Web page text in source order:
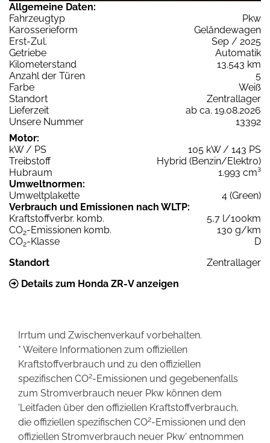
Allgemeine Daten:
Fahrzeugtyp
Pkw
Karosserieform
Geländewagen
Erst-Zul.
Sep / 2025
Getriebe
Automatik
Kilometerstand
13.543 km
Anzahl der Türen
5
Farbe
Weiß
Standort
Zentrallager
Lieferzeit
ab ca. 19.08.2026
Unsere Nummer
13392
Motor:
kW / PS
105 kW / 143 PS
Treibstoff
Hybrid (Benzin/Elektro)
Hubraum
1.993 cm³
Umweltnormen:
Umweltplakette
4 (Green)
Verbrauch und Emissionen nach WLTP:
Kraftstoffverbr. komb.
5,7 l/100km
CO2-Emissionen komb.
130 g/km
CO2-Klasse
D
Standort
Zentrallager
Details zum Honda ZR-V anzeigen
Irrtum und Zwischenverkauf vorbehalten.
* Weitere Informationen zum offiziellen
Kraftstoffverbrauch und zu den offiziellen
spezifischen CO2-Emissionen und gegebenenfalls
zum Stromverbrauch neuer Pkw können dem
'Leitfaden über den offiziellen Kraftstoffverbrauch,
die offiziellen spezifischen CO2-Emissionen und den
offiziellen Stromverbrauch neuer Pkw' entnommen